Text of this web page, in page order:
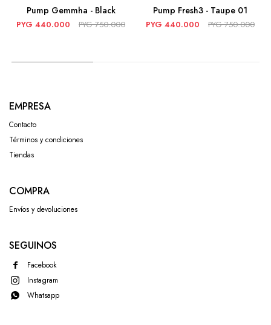
Pump Gemmha - Black
PYG 440.000 PYG 750.000
Pump Fresh3 - Taupe 01
PYG 440.000 PYG 750.000
EMPRESA
Contacto
Términos y condiciones
Tiendas
COMPRA
Envíos y devoluciones
SEGUINOS
Facebook
Instagram
Whatsapp